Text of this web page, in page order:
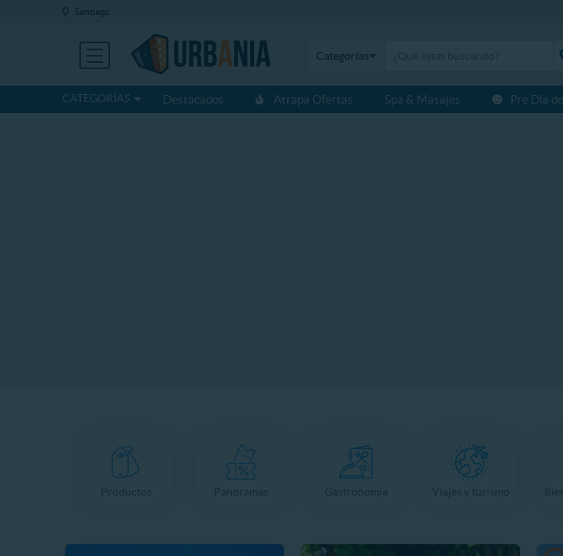
Santiago
CATEGORÍAS
Categorías
Destacados Atrapa Ofertas Spa & Masajes Pre Día